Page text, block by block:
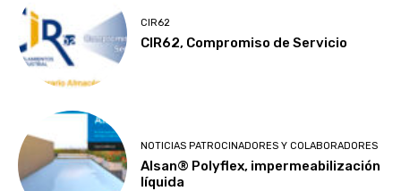
CIR62
CIR62, Compromiso de Servicio
NOTICIAS PATROCINADORES Y COLABORADORES
Alsan® Polyflex, impermeabilización
líquida